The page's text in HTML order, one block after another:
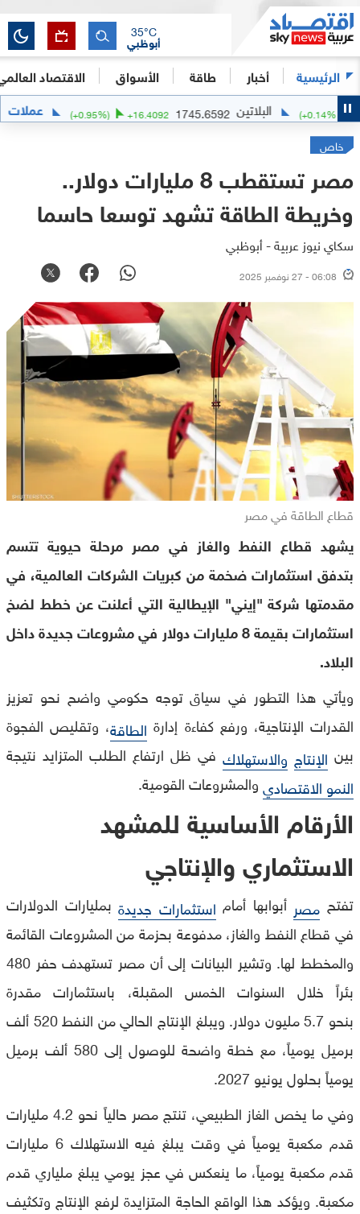
الرئيسية أخبار طاقة الأسواق الاقتصاد
أبوظبي
35°C
البلاتين 1745.6592
+16.4092
(+0.95%) عملات الدولار
خاص
مصر تستقطب 8 مليارات دولار..
وخريطة الطاقة تشهد توسعا حاسما
سكاي نيوز عربية - أبوظبي
06:08 - 27 نوفمبر 2025
قطاع الطاقة في مصر
يشهد قطاع النفط والغاز في مصر مرحلة حيوية تتسم
بتدفق استثمارات ضخمة من كبريات الشركات العالمية، في
مقدمتها شركة "إيني" الإيطالية التي أعلنت عن خطط لضخ
استثمارات بقيمة 8 مليارات دولار في مشروعات جديدة داخل
البلاد.
ويأتي هذا التطور في سياق توجه حكومي واضح نحو تعزيز
القدرات الإنتاجية، ورفع كفاءة إدارة الطاقة، وتقليص الفجوة
بين الإنتاج والاستهلاك في ظل ارتفاع الطلب المتزايد نتيجة
النمو الاقتصاديوالمشروعات القومية.
الأرقام الأساسية للمشهد
الاستثماري والإنتاجي
تفتح مصر أبوابها أمام استثمارات جديدة بمليارات الدولارات
في قطاع النفط والغاز، مدفوعة بحزمة من المشروعات القائمة
والمخطط لها. وتشير البيانات إلى أن مصر تستهدف حفر 480
بئراً خلال السنوات الخمس المقبلة، باستثمارات مقدرة
بنحو 5.7 مليون دولار. ويبلغ الإنتاج الحالي من النفط 520 ألف
برميل يومياً، مع خطة واضحة للوصول إلى 580 ألف برميل
يومياً بحلول يونيو 2027.
وفي ما يخص الغاز الطبيعي، تنتج مصر حالياً نحو 4.2 مليارات
قدم مكعبة يومياً في وقت يبلغ فيه الاستهلاك 6 مليارات
قدم مكعبة يومياً، ما ينعكس في عجز يومي يبلغ ملياري قدم
مكعبة. ويؤكد هذا الواقع الحاجة المتزايدة لرفع الإنتاج وتكثيف